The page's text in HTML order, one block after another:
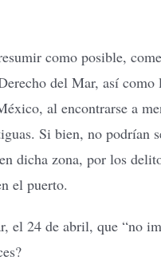
como posible,
del Mar, así
al encontrarse a
Si bien, no podrían
dicha zona, por los
el puerto.
el 24 de abril, que “no